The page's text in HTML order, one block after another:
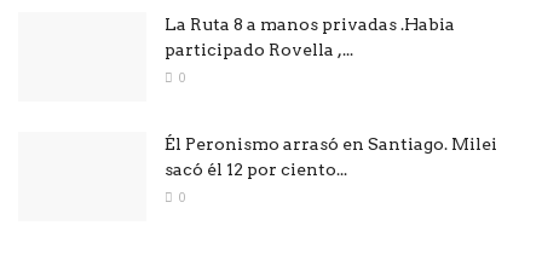
La Ruta 8 a manos privadas .Habia
participado Rovella ,...
0
Él Peronismo arrasó en Santiago. Milei
sacó él 12 por ciento...
0